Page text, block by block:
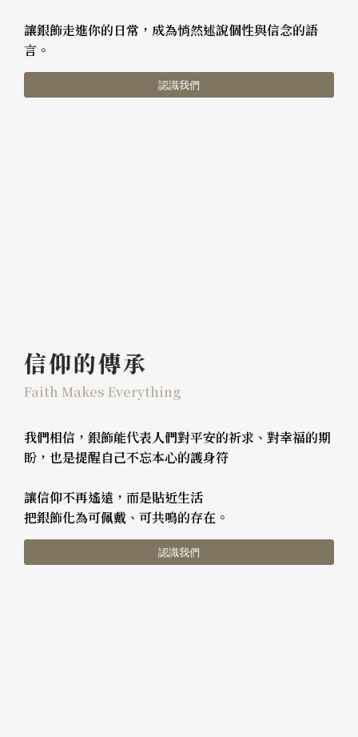
讓銀飾走進你的日常，成為悄然述說個性與信念的語
言。
認識我們
信仰的傳承
Faith Makes Everything
我們相信，銀飾能代表人們對平安的祈求、對幸福的期
盼，也是提醒自己不忘本心的護身符
讓信仰不再遙遠，而是貼近生活
把銀飾化為可佩戴、可共鳴的存在。
認識我們